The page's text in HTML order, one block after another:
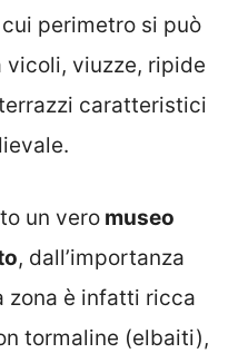
perimetro si può
vicoli, viuzze, ripide
caratteristici
un vero museo
, dall’importanza
zona è infatti ricca
tormaline (elbaiti),